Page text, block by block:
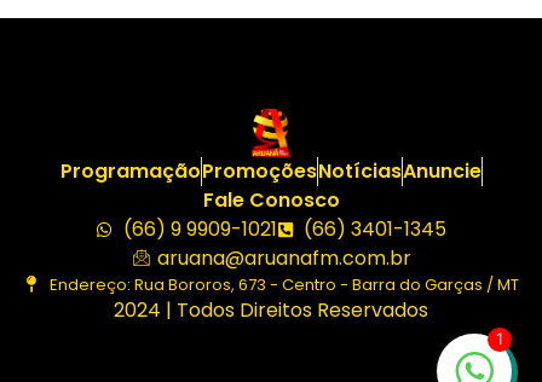
ProgramaçãoPromoçõesNotíciasAnuncie
Fale Conosco
(66) 9 9909-1021
(66) 3401-1345
aruana@aruanafm.com.br
Endereço: Rua Bororos, 673 - Centro - Barra do Garças / MT
2024 | Todos Direitos Reservados
1